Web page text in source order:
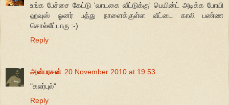
உங்க பேச்சை கேட்டு 'வாடகை வீட்டுக்கு' பெயின்ட் அடிக்க போயி
ஹவுஸ் ஓனர் பத்து நாளைக்குள்ள வீட்டை காலி பண்ண
சொல்லீட்டாரு :-)
Reply
அன்பரசன் 20 November 2010 at 19:53
"கலர்புல்"
Reply